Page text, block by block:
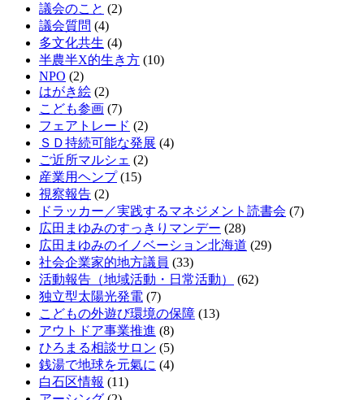
議会のこと (2)
議会質問 (4)
多文化共生 (4)
半農半X的生き方 (10)
NPO (2)
はがき絵 (2)
こども参画 (7)
フェアトレード (2)
ＳＤ持続可能な発展 (4)
ご近所マルシェ (2)
産業用ヘンプ(15)
視察報告 (2)
ドラッカー／実践するマネジメント読書会 (7)
広田まゆみのすっきりマンデー (28)
広田まゆみのイノベーション北海道 (29)
社会企業家的地方議員 (33)
活動報告（地域活動・日常活動）
(62)
独立型太陽光発電 (7)
こどもの外遊び環境の保障 (13)
アウトドア事業推進 (8)
ひろまる相談サロン (5)
銭湯で地球を元氣に (4)
白石区情報 (11)